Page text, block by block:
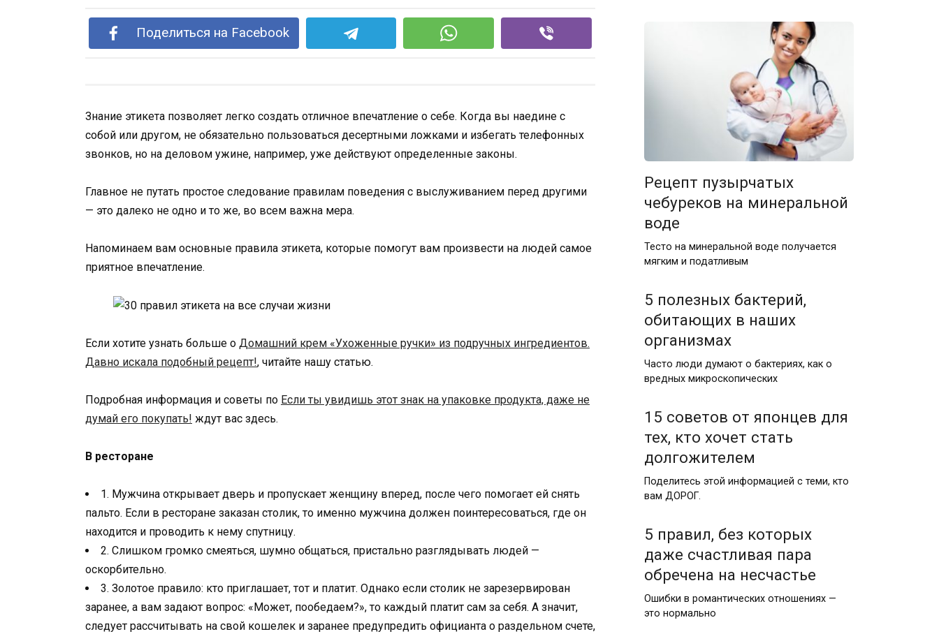
Поделиться на Facebook
Знание этикета позволяет легко создать отличное впечатление о себе. Когда вы наедине с
собой или другом, не обязательно пользоваться десертными ложками и избегать телефонных
звонков, но на деловом ужине, например, уже действуют определенные законы.
Главное не путать простое следование правилам поведения с выслуживанием перед другими
— это далеко не одно и то же, во всем важна мера.
Напоминаем вам основные правила этикета, которые помогут вам произвести на людей самое
приятное впечатление.
Если хотите узнать больше о Домашний крем «Ухоженные ручки» из подручных ингредиентов.
Давно искала подобный рецепт!, читайте нашу статью.
Подробная информация и советы по Если ты увидишь этот знак на упаковке продукта, даже не
думай его покупать! ждут вас здесь.
В ресторане
1. Мужчина открывает дверь и пропускает женщину вперед, после чего помогает ей снять
пальто. Если в ресторане заказан столик, то именно мужчина должен поинтересоваться, где он
находится и проводить к нему спутницу.
2. Слишком громко смеяться, шумно общаться, пристально разглядывать людей —
оскорбительно.
3. Золотое правило: кто приглашает, тот и платит. Однако если столик не зарезервирован
заранее, а вам задают вопрос: «Может, пообедаем?», то каждый платит сам за себя. А значит,
следует рассчитывать на свой кошелек и заранее предупредить официанта о раздельном счете,
Рецепт пузырчатых
чебуреков на минеральной
воде
Тесто на минеральной воде получается
мягким и податливым
5 полезных бактерий,
обитающих в наших
организмах
Часто люди думают о бактериях, как о
вредных микроскопических
15 советов от японцев для
тех, кто хочет стать
долгожителем
Поделитесь этой информацией с теми, кто
вам ДОРОГ.
5 правил, без которых
даже счастливая пара
обречена на несчастье
Ошибки в романтических отношениях —
это нормально